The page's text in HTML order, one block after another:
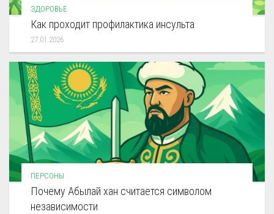
ЗДОРОВЬЕ
Как проходит профилактика инсульта
27.01.2026
ПЕРСОНЫ
Почему Абылай хан считается символом
независимости